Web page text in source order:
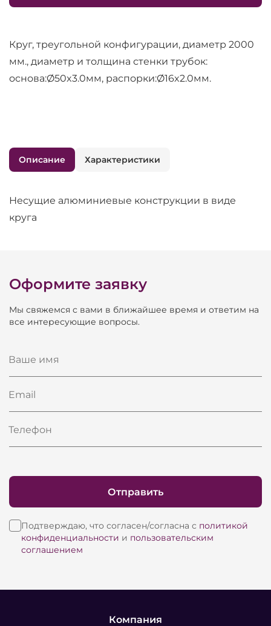
Круг, треугольной конфигурации, диаметр 2000
мм., диаметр и толщина стенки трубок:
основа:Ø50x3.0мм, распорки:Ø16x2.0мм.
Описание Характеристики
Несущие алюминиевые конструкции в виде
круга
Оформите заявку
Мы свяжемся с вами в ближайшее время и ответим на
все интересующие вопросы.
Ваше имя
Email
Телефон
Подтверждаю, что согласен/согласна с политикой
конфиденциальности и пользовательским
соглашением
Отправить
Компания